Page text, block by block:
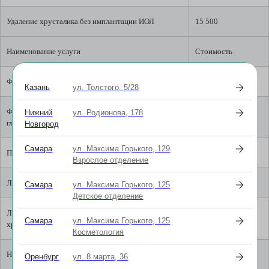
Удаление хрусталика без имплантации ИОЛ 15 500
Наименование услуги Стоимость
Фокальная лазерная коагуляция глазного дна (1 глаз)
Фокальная лазерная коагуляция глазного дна (2
глаза)
Панретинальная лазерная коагуляция (1 сеанс)
Лазерная иридэктомия
Лазерная корепраксия/ дисцизия задней капсулы
хрусталика
Наименование услуги
Казань ул. Толстого, 5/28
Нижний
Новгород
ул. Родионова, 178
Самара
ул. Максима Горького, 129
Взрослое отделение
Самара
ул. Максима Горького, 125
Детское отделение
Самара
ул. Максима Горького, 125
Косметология
Оренбург ул. 8 марта, 36